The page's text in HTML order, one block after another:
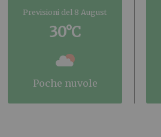
Previsioni del 8 August
30°C
poche nuvole